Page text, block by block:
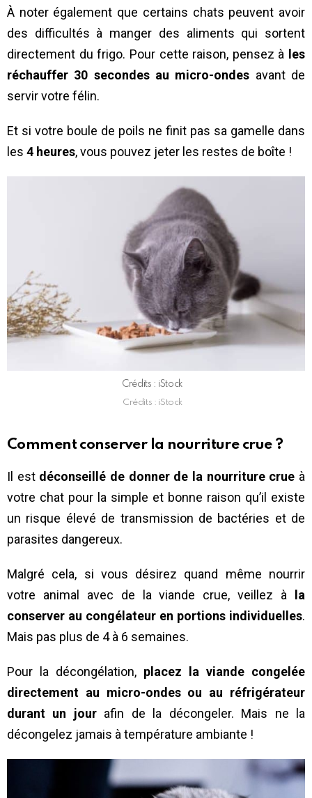
À noter également que certains chats peuvent avoir
des difficultés à manger des aliments qui sortent
directement du frigo. Pour cette raison, pensez à les
réchauffer 30 secondes au micro-ondes avant de
servir votre félin.
Et si votre boule de poils ne finit pas sa gamelle dans
les 4 heures, vous pouvez jeter les restes de boîte !
Crédits : iStock
Crédits : iStock
Comment conserver la nourriture crue ?
Il est déconseillé de donner de la nourriture crue à
votre chat pour la simple et bonne raison qu’il existe
un risque élevé de transmission de bactéries et de
parasites dangereux.
Malgré cela, si vous désirez quand même nourrir
votre animal avec de la viande crue, veillez à la
conserver au congélateur en portions individuelles.
Mais pas plus de 4 à 6 semaines.
Pour la décongélation, placez la viande congelée
directement au micro-ondes ou au réfrigérateur
durant un jourafin de la décongeler. Mais ne la
décongelez jamais à température ambiante !